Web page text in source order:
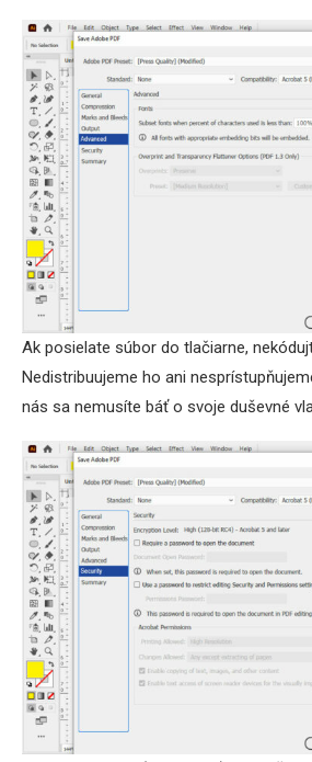
Ak posielate súbor do tlačiarne,
Nedistribuujeme ho ani
nás sa nemusíte báť o svoje duševné